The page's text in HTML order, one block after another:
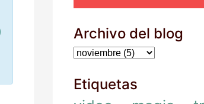
Archivo del blog
Etiquetas